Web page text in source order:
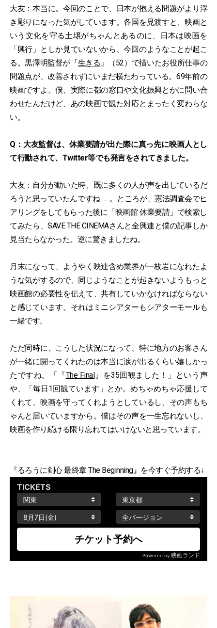
大友：本当に。今回のことで、日本が抱える問題がより浮
き彫りになった気がしています。各国を見渡すと、映画と
いう文化を守る土壌がちゃんとあるのに、日本は映画を
「興行」としか見ていないから、今回のようなことが起こ
る。黒澤明監督が『生きる 』（52）で描いたお役所仕事の
問題点が、改善されずにいまだ横たわっている。69年前の
映画ですよ。僕、実際に都の窓口や文化振興とかに問い合
わせたんだけど、あの映画で観た対応とまったく変わらな
い。
Q：大友監督は、休業要請が出た際に真っ先に映画人とし
て行動されて、Twitter等でも発言をされてきました。
大友：自分が動いた時、既に多くの人が声を出しているだ
ろうと思っていたんですね……。ところが、憲法調査会でヒ
アリングをしてもらった後に「映画館 休業要請」で検索し
てみたら、SAVE THE CINEMAさんと全興連と僕の記事しか
見当たらなかった。逆に驚きましたね。
月末になって、ようやく映連含め業界が一枚岩になれたよ
うな気がするので、同じようなことが起きないようもっと
映画館の必要性を伝えて、共有していかなければならない
と感じています。それはミニシアターもシアターモールも
一緒です。
ただ同時に、こうした状況になって、特に地方のお客さん
が一緒に闘ってくれたのは本当に涙が出るくらい嬉しかっ
たですね。「『The Final』を35回観ました！」という声
や、「毎日1回観ています」とか。めちゃめちゃ応援して
くれて、映画を守ってくれようとしているし、その声もち
ゃんと届いていますから。僕はその声を一生忘れないし、
映画を作り続ける限り忘れてはいけないと思っています。
『るろうに剣心 最終章 The Beginning』を今すぐ予約する↓